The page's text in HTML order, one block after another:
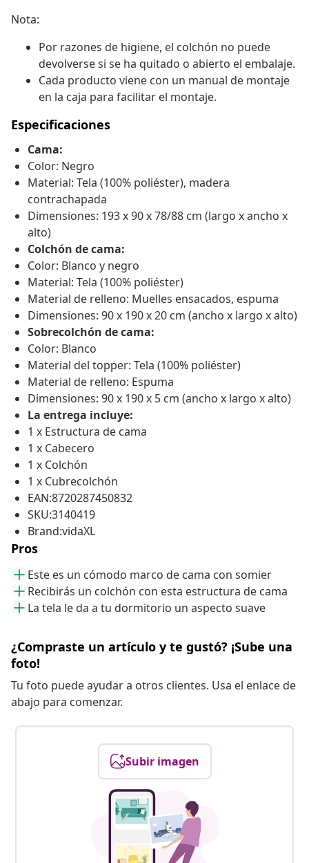
Nota:
Por razones de higiene, el colchón no puede
devolverse si se ha quitado o abierto el embalaje.
Cada producto viene con un manual de montaje
en la caja para facilitar el montaje.
Especificaciones
Cama:
Color: Negro
Material: Tela (100% poliéster), madera
contrachapada
Dimensiones: 193 x 90 x 78/88 cm (largo x ancho x
alto)
Colchón de cama:
Color: Blanco y negro
Material: Tela (100% poliéster)
Material de relleno: Muelles ensacados, espuma
Dimensiones: 90 x 190 x 20 cm (ancho x largo x alto)
Sobrecolchón de cama:
Color: Blanco
Material del topper: Tela (100% poliéster)
Material de relleno: Espuma
Dimensiones: 90 x 190 x 5 cm (ancho x largo x alto)
La entrega incluye:
1 x Estructura de cama
1 x Cabecero
1 x Colchón
1 x Cubrecolchón
EAN:8720287450832
SKU:3140419
Brand:vidaXL
Pros
Este es un cómodo marco de cama con somier
Recibirás un colchón con esta estructura de cama
La tela le da a tu dormitorio un aspecto suave
¿Compraste un artículo y te gustó? ¡Sube una
foto!
Tu foto puede ayudar a otros clientes. Usa el enlace de
abajo para comenzar.
Subir imagen